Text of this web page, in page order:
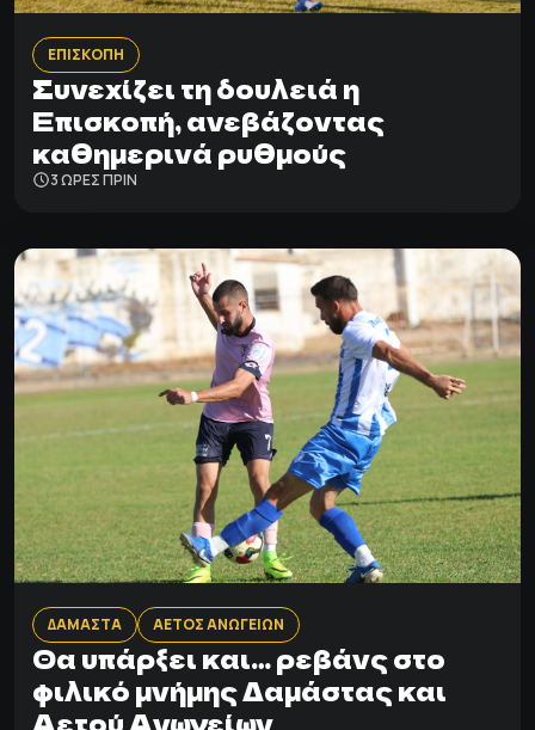
ΕΠΙΣΚΟΠΗ
Συνεχίζει τη δουλειά η
Επισκοπή, ανεβάζοντας
καθημερινά ρυθμούς
3 ΩΡΕΣ ΠΡΙΝ
ΔΑΜΑΣΤΑ ΑΕΤΟΣ ΑΝΩΓΕΙΩΝ
Θα υπάρξει και… ρεβάνς στο
φιλικό μνήμης Δαμάστας και